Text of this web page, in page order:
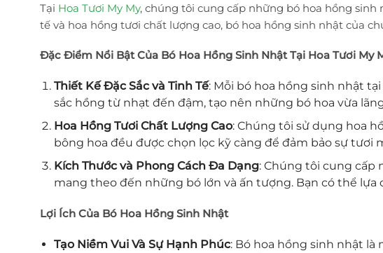
Tại Hoa Tươi My My, chúng tôi cung cấp những bó hoa hồng
tế và hoa hồng tươi chất lượng cao, bó hoa hồng sinh nhật của
Đặc Điểm Nổi Bật Của Bó Hoa Hồng Sinh Nhật Tại Hoa Tươi My
Thiết Kế Đặc Sắc và Tinh Tế: Mỗi bó hoa hồng sinh nhật
sắc hồng từ nhạt đến đậm, tạo nên những bó hoa vừa
Hoa Hồng Tươi Chất Lượng Cao: Chúng tôi sử dụng hoa
bông hoa đều được chọn lọc kỹ càng để đảm bảo sự tươi
Kích Thước và Phong Cách Đa Dạng: Chúng tôi cung cấp
mang theo đến những bó lớn và ấn tượng. Bạn có thể
Lợi Ích Của Bó Hoa Hồng Sinh Nhật
Tạo Niềm Vui Và Sự Hạnh Phúc: Bó hoa hồng sinh nhật